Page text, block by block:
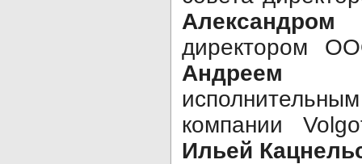
директором
Андреем
компании
Ильей